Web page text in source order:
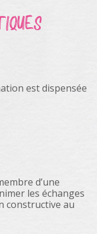
est dispensée
d’une
les échanges
constructive au